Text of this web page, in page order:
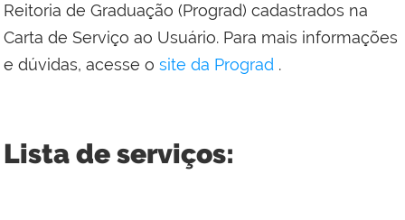
Reitoria de Graduação (Prograd) cadastrados na
Carta de Serviço ao Usuário. Para mais informações
e dúvidas, acesse o site da Prograd .
Lista de serviços: